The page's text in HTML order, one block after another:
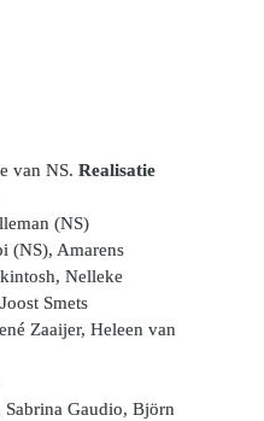
van NS. Realisatie
(NS), Amarens
Nelleke
Zaaijer, Heleen van
Gaudio, Björn